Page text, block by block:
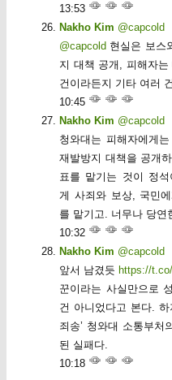
13:53
Nakho Kim @capcold
@capcold 현실은 보스
지 대책 공개, 피해자
건이라든지 기타 여러
10:45
Nakho Kim @capcold
청와대는 피해자에게
재발방지 대책을 공개
표를 맡기는 것이 정석
게 사죄와 보상, 국민
를 맡기고. 너무나 당연
10:32
Nakho Kim @capcold
앞서 남겼듯 https://
꾼이라는 사실만으로
건 아니었다고 본다. 하
죄송’ 청와대 소통부처
된 실패다.
10:18